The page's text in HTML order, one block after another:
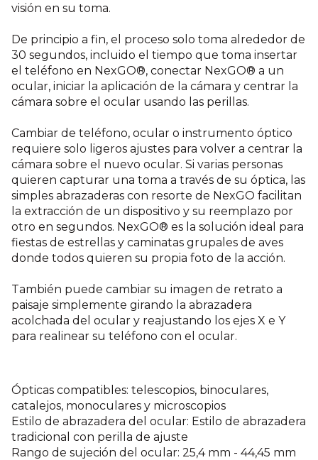
visión en su toma.
De principio a fin, el proceso solo toma alrededor de
30 segundos, incluido el tiempo que toma insertar
el teléfono en NexGO®, conectar NexGO® a un
ocular, iniciar la aplicación de la cámara y centrar la
cámara sobre el ocular usando las perillas.
Cambiar de teléfono, ocular o instrumento óptico
requiere solo ligeros ajustes para volver a centrar la
cámara sobre el nuevo ocular. Si varias personas
quieren capturar una toma a través de su óptica, las
simples abrazaderas con resorte de NexGO facilitan
la extracción de un dispositivo y su reemplazo por
otro en segundos. NexGO® es la solución ideal para
fiestas de estrellas y caminatas grupales de aves
donde todos quieren su propia foto de la acción.
También puede cambiar su imagen de retrato a
paisaje simplemente girando la abrazadera
acolchada del ocular y reajustando los ejes X e Y
para realinear su teléfono con el ocular.
Ópticas compatibles: telescopios, binoculares,
catalejos, monoculares y microscopios
Estilo de abrazadera del ocular: Estilo de abrazadera
tradicional con perilla de ajuste
Rango de sujeción del ocular: 25,4 mm - 44,45 mm